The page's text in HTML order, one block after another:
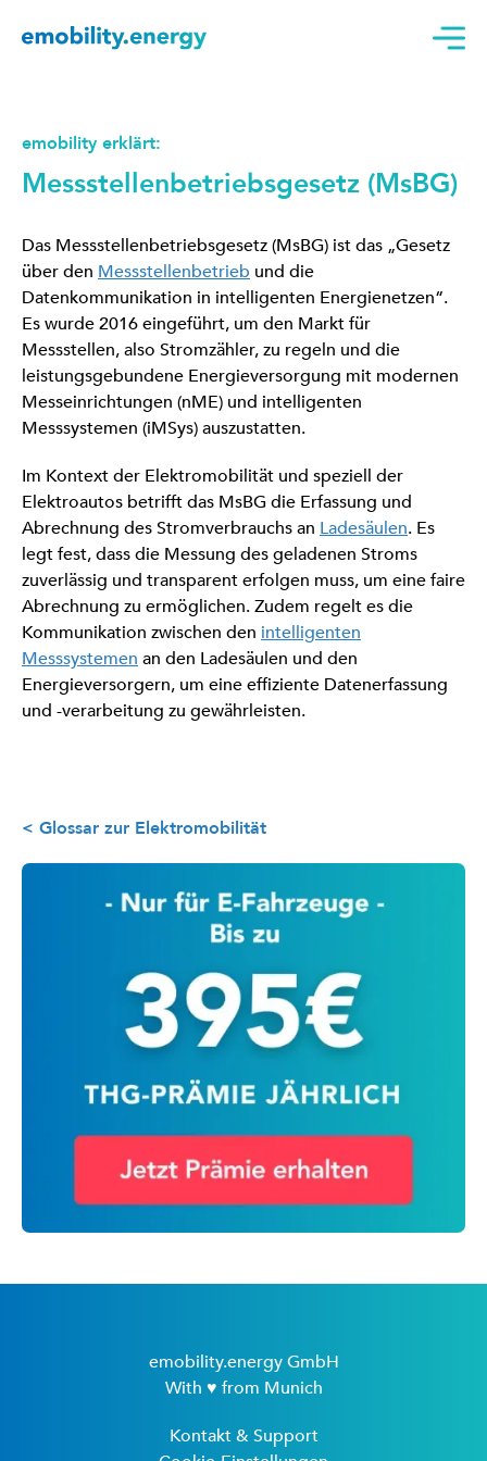
emobility erklärt:
Messstellenbetriebsgesetz (MsBG)
Das Messstellenbetriebsgesetz (MsBG) ist das „Gesetz
über den Messstellenbetrieb und die
Datenkommunikation in intelligenten Energienetzen“.
Es wurde 2016 eingeführt, um den Markt für
Messstellen, also Stromzähler, zu regeln und die
leistungsgebundene Energieversorgung mit modernen
Messeinrichtungen (nME) und intelligenten
Messsystemen (iMSys) auszustatten.
Im Kontext der Elektromobilität und speziell der
Elektroautos betrifft das MsBG die Erfassung und
Abrechnung des Stromverbrauchs an Ladesäulen. Es
legt fest, dass die Messung des geladenen Stroms
zuverlässig und transparent erfolgen muss, um eine faire
Abrechnung zu ermöglichen. Zudem regelt es die
Kommunikation zwischen den intelligenten
Messsystemen an den Ladesäulen und den
Energieversorgern, um eine effiziente Datenerfassung
und -verarbeitung zu gewährleisten.
< Glossar zur Elektromobilität
emobility.energy GmbH
With ♥ from Munich
Kontakt & Support